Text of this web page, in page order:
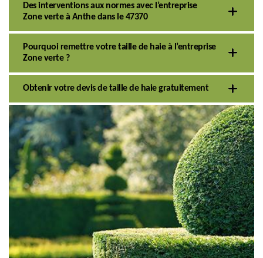
Des interventions aux normes avec l’entreprise
Zone verte à Anthe dans le 47370
Pourquoi remettre votre taille de haie à l’entreprise
Zone verte ?
Obtenir votre devis de taille de haie gratuitement